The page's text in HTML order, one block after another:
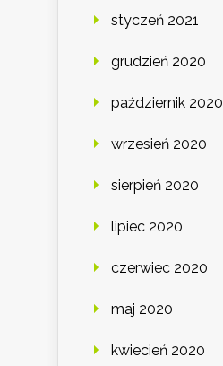
styczeń 2021
grudzień 2020
październik 2020
wrzesień 2020
sierpień 2020
lipiec 2020
czerwiec 2020
maj 2020
kwiecień 2020